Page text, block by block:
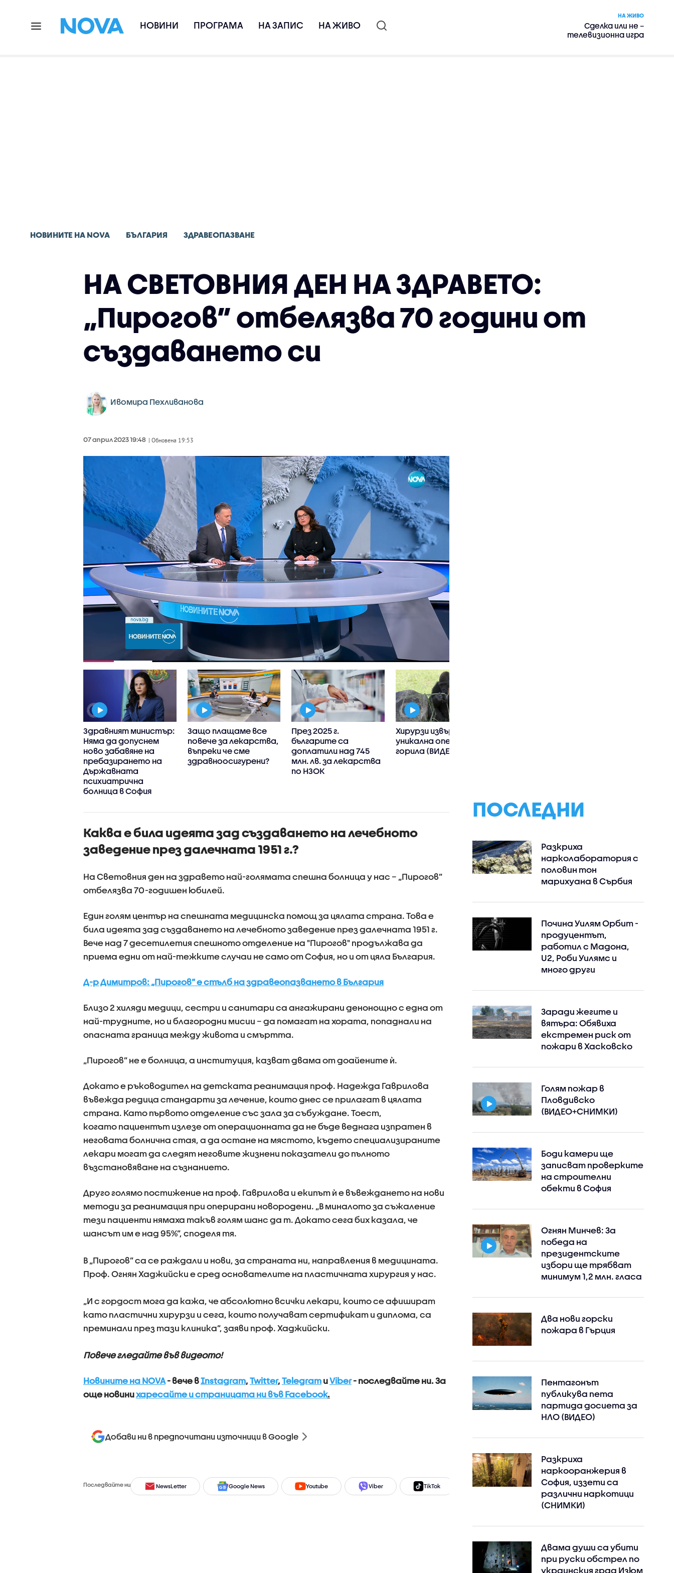
НОВИНИ ПРОГРАМА НА ЗАПИС НА ЖИВО
НА ЖИВО
Сделка или не –
телевизионна игра
НОВИНИТЕ НА NOVA БЪЛГАРИЯ ЗДРАВЕОПАЗВАНЕ
НА СВЕТОВНИЯ ДЕН НА ЗДРАВЕТО:
„Пирогов” отбелязва 70 години от
създаването си
Ивомира Пехливанова
07 април 2023 19:48 | Обновена 19:53
Здравният министър:
Няма да допуснем
ново забавяне на
пребазирането на
Държавната
психиатрична
болница в София
Защо плащаме все
повече за лекарства,
въпреки че сме
здравноосигурени?
През 2025 г.
българите са
доплатили над 745
млн. лв. за лекарства
по НЗОК
Хирурзи извършиха
уникална операция на
горила (ВИДЕО)
Каква е била идеята зад създаването на лечебното
заведение през далечната 1951 г.?
На Световния ден на здравето най-голямата спешна болница у нас – „Пирогов”
отбелязва 70-годишен юбилей.
Един голям център на спешната медицинска помощ за цялата страна. Това е
била идеята зад създаването на лечебното заведение през далечната 1951 г.
Вече над 7 десетилетия спешното отделение на "Пирогов" продължава да
приема едни от най-тежките случаи не само от София, но и от цяла България.
Д-р Димитров: „Пирогов” е стълб на здравеопазването в България
Близо 2 хиляди медици, сестри и санитари са ангажирани денонощно с една от
най-трудните, но и благородни мисии – да помагат на хората, попаднали на
опасната граница между живота и смъртта.
„Пирогов” не е болница, а институция, казват двама от доайените ѝ.
Докато е ръководител на детската реанимация проф. Надежда Гаврилова
въвежда редица стандарти за лечение, които днес се прилагат в цялата
страна. Като първото отделение със зала за събуждане. Тоест,
когато пациентът излезе от операционната да не бъде веднага изпратен в
неговата болнична стая, а да остане на мястото, където специализираните
лекари могат да следят неговите жизнени показатели до пълното
възстановяване на съзнанието.
Друго голямо постижение на проф. Гаврилова и екипът ѝ е въвеждането на нови
методи за реанимация при оперирани новородени. „В миналото за съжаление
тези пациенти нямаха такъв голям шанс да т. Докато сега бих казала, че
шансът им е над 95%”, споделя тя.
В „Пирогов” са се раждали и нови, за страната ни, направления в медицината.
Проф. Огнян Хаджийски е сред основателите на пластичната хирургия у нас.
„И с гордост мога да кажа, че абсолютно всички лекари, които се афишират
като пластични хирурзи и сега, които получават сертификат и диплома, са
преминали през тази клиника”, заяви проф. Хаджийски.
Повече гледайте във видеото!
Новините на NOVA- вече вInstagram, Twitter, TelegramиViber- последвайте ни.За
още новинихаресайте и страницата ни във Facebook.
Добави ни в предпочитани източници в Google
Последвайте ни NewsLetter Google News Youtube Viber TikTok Instagram Facebook
ПОСЛЕДНИ
Разкриха
нарколаборатория с
половин тон
марихуана в Сърбия
Почина Уилям Орбит -
продуцентът,
работил с Мадона,
U2, Роби Уилямс и
много други
Заради жегите и
вятъра: Обявиха
екстремен риск от
пожари в Хасковско
Голям пожар в
Пловдивско
(ВИДЕО+СНИМКИ)
Боди камери ще
записват проверките
на строителни
обекти в София
Огнян Минчев: За
победа на
президентските
избори ще трябват
минимум 1,2 млн. гласа
Два нови горски
пожара в Гърция
Пентагонът
публикува пета
партида досиета за
НЛО (ВИДЕО)
Разкриха
наркооранжерия в
София, иззети са
различни наркотици
(СНИМКИ)
Двама души са убити
при руски обстрeл по
украинския град Изюм